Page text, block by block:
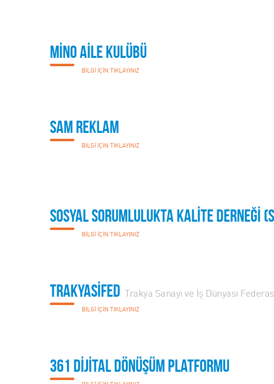
MİNO AİLE KULÜBÜ
BİLGİ İÇİN TIKLAYINIZ
SAM REKLAM
BİLGİ İÇİN TIKLAYINIZ
Sosyal Sorumlulukta KALİTE DERNEĞİ
BİLGİ İÇİN TIKLAYINIZ
TRAKYASİFED Trakya Sanayi ve İş Dünyası
BİLGİ İÇİN TIKLAYINIZ
361 DİJİTAL DÖNÜŞÜM Platformu